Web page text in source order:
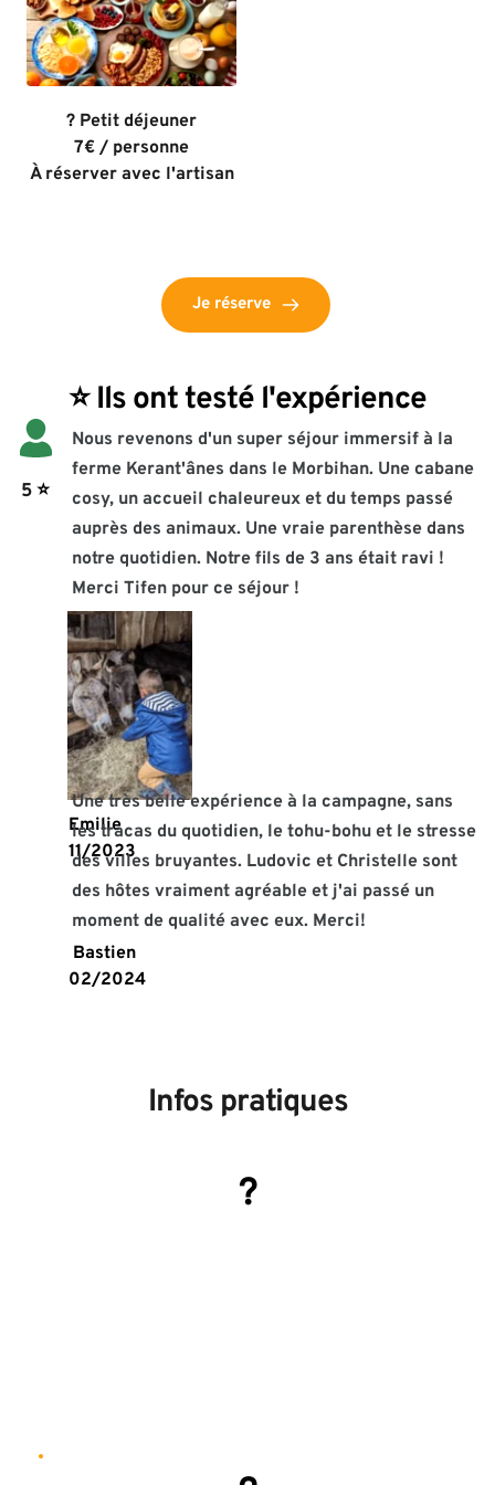
? Petit déjeuner
7€ / personne
À réserver avec l'artisan
Je réserve
⭐️ Ils ont testé l'expérience
5 ⭐️
Nous revenons d'un super séjour immersif à la
ferme Kerant'ânes dans le Morbihan. Une cabane
cosy, un accueil chaleureux et du temps passé
auprès des animaux. Une vraie parenthèse dans
notre quotidien. Notre fils de 3 ans était ravi !
Merci Tifen pour ce séjour !
Emilie
11/2023
Une très belle expérience à la campagne, sans
les tracas du quotidien, le tohu-bohu et le stresse
des villes bruyantes. Ludovic et Christelle sont
des hôtes vraiment agréable et j'ai passé un
moment de qualité avec eux. Merci!
Bastien
02/2024
Infos pratiques
?